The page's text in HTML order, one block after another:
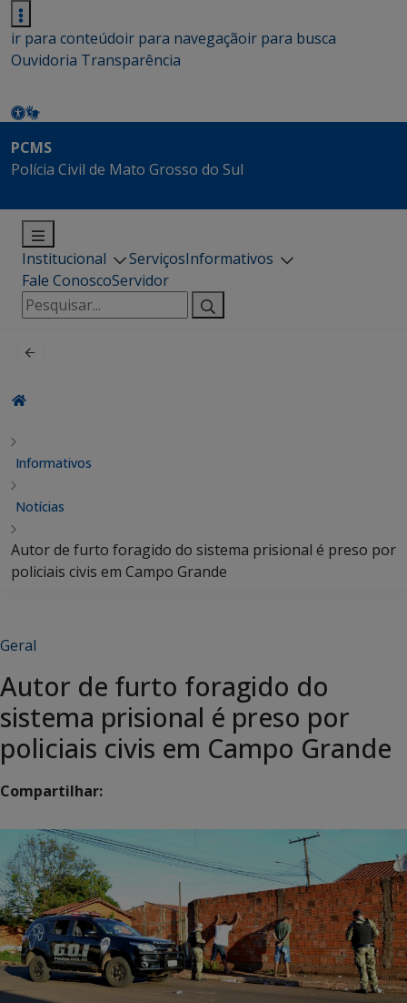
ir para conteúdoir para navegaçãoir para busca
Ouvidoria Transparência
PCMS
Polícia Civil de Mato Grosso do Sul
Institucional ServiçosInformativos
Fale ConoscoServidor
Pesquisar
por:
Informativos
Notícias
Autor de furto foragido do sistema prisional é preso por
policiais civis em Campo Grande
Geral
Autor de furto foragido do
sistema prisional é preso por
policiais civis em Campo Grande
Compartilhar: